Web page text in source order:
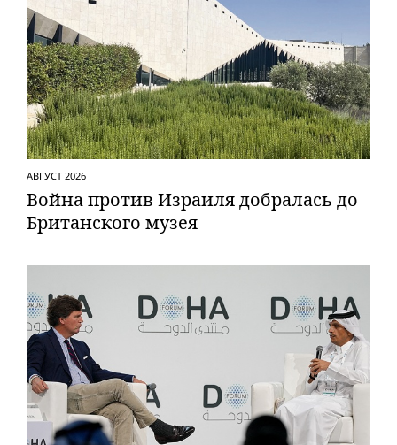
АВГУСТ 2026
Вой­на против Израиля добралась до
Британского музея